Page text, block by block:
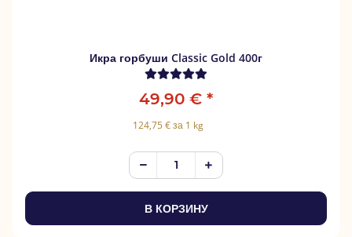
Икра горбуши Classic Gold 400г
49,90 € *
124,75 € за 1 kg
В КОРЗИНУ